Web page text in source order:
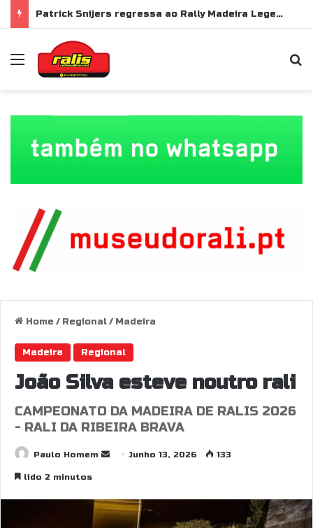
Patrick Snijers regressa ao Rally Madeira Legend com Ford Sierra RS Cosworth
Menu
Home / Regional/ Madeira
Madeira Regional
João Silva esteve noutro rali
CAMPEONATO DA MADEIRA DE RALIS 2026
- RALI DA RIBEIRA BRAVA
Paulo Homem
SendJunho 13, 2026 133
lido 2 minutos